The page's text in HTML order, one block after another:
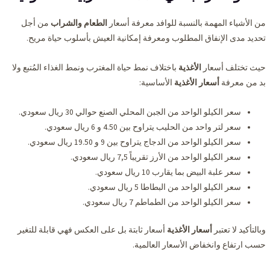
من الأشياء المهمة بالنسبة للوافد معرفة أسعار الطعام والشراب من أجل
تحديد مدى الإنفاق المطلوب ومعرفة إمكانية العيش بأسلوب حياة مريح.
حيث تختلف أسعار الأغذية باختلاف نمط حياة المغترب ونمط الغذاء المُتبع ولا
بد من معرفة أسعار الأغذية الأساسية:
سعر الكيلو الواحد من الجبن المحلي الصنع حوالي 30 ريال سعودي.
سعر لتر واحد من الحليب يتراوح بين 4.50 و 6 ريال سعودي.
سعر الكيلو الواحد من الدجاج يتراوح بين 9 و 19.50 ريال سعودي.
سعر الكيلو الواحد من الأرز تقريباً 7,5 ريال سعودي.
سعر علبة البيض بما يقارب 10 ريال سعودي.
سعر الكيلو الواحد من البطاطا 5 ريال سعودي.
سعر الكيلو الواحد من الطماطم 7 ريال سعودي.
وبالتأكيد لا تعتبر أسعار الأغذية أسعار ثابتة بل على العكس فهي قابلة للتغير
حسب ارتفاع وانخفاض الأسعار العالمية.